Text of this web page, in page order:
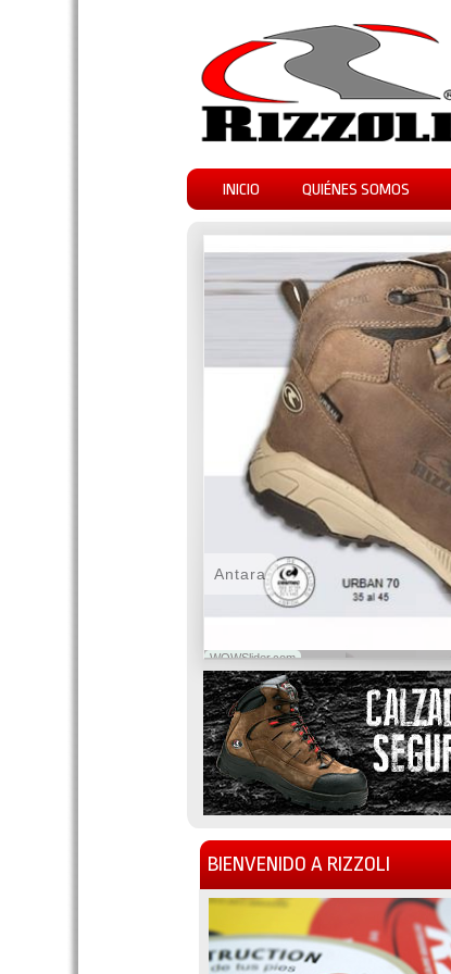
INICIO QUIÉNES SOMOS
WOWSlider.com
Antara
BIENVENIDO A RIZZOLI